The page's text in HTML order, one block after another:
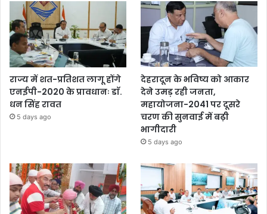
राज्य में शत-प्रतिशत लागू होंगे
एनईपी-2020 के प्रावधानः डाॅ.
धन सिंह रावत
5 days ago
देहरादून के भविष्य को आकार
देने उमड़ रही जनता,
महायोजना-2041 पर दूसरे
चरण की सुनवाई में बढ़ी
भागीदारी
5 days ago